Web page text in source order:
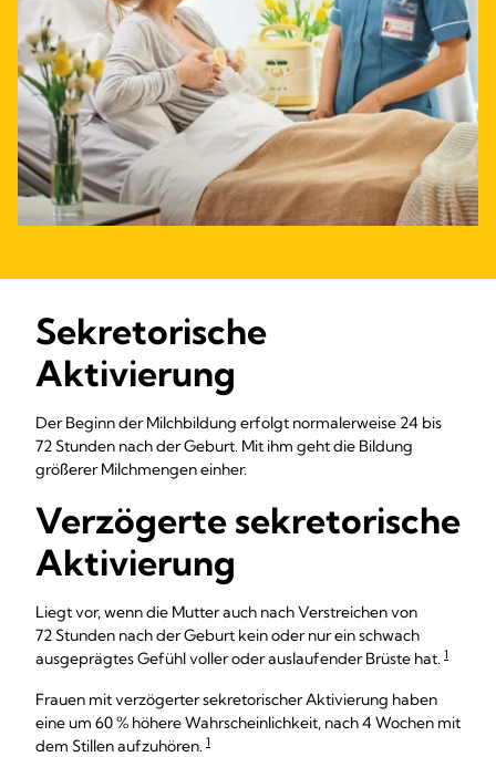
Sekretorische
Aktivierung
Der Beginn der Milchbildung erfolgt normalerweise 24 bis
72 Stunden nach der Geburt. Mit ihm geht die Bildung
größerer Milchmengen einher.
Verzögerte sekretorische
Aktivierung
Liegt vor, wenn die Mutter auch nach Verstreichen von
72 Stunden nach der Geburt kein oder nur ein schwach
ausgeprägtes Gefühl voller oder auslaufender Brüste hat. 1
Frauen mit verzögerter sekretorischer Aktivierung haben
eine um 60 % höhere Wahrscheinlichkeit, nach 4 Wochen mit
dem Stillen aufzuhören. 1